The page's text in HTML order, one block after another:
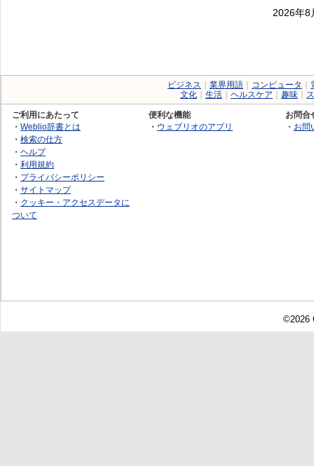
2026年8
ビジネス 業界用語 コンピュータ
文化
生活 ヘルスケア 趣味
ご利用にあたって
・ Weblio辞書とは
・ 検索の仕方
・ ヘルプ
・ 利用規約
・ プライバシーポリシー
・ サイトマップ
・ クッキー・アクセスデータに
ついて
便利な機能
・ ウェブリオのアプリ
お問合
・ お問
©2026